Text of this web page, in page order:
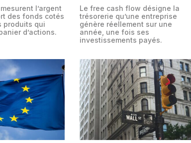
l’argent
des fonds cotés
produits qui
d’actions.
Le free cash flow désigne la
trésorerie qu’une entreprise
génère réellement sur une
année, une fois ses
investissements payés.